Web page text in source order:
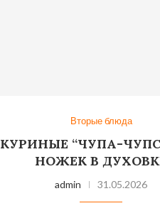
Вторые блюда
КУРИНЫЕ “ЧУПА-
НОЖЕК В
admin 31.05.2026